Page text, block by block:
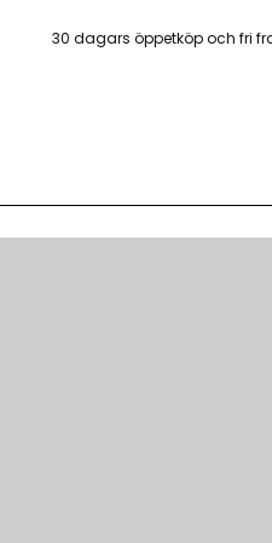
30 dagars öppetköp och fri